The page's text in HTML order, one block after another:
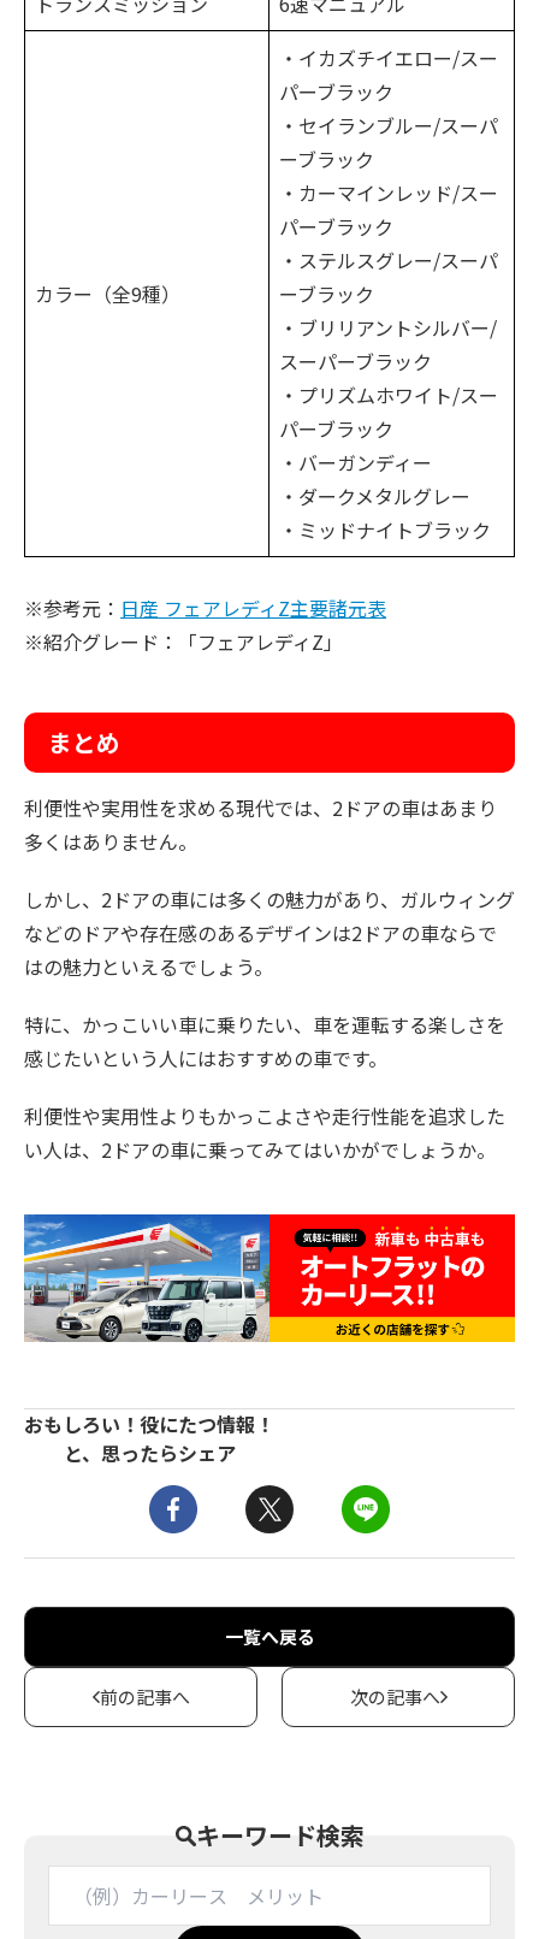
カラー（全9種）
・イカズチイエロー/スー
パーブラック
・セイランブルー/スーパ
ーブラック
・カーマインレッド/スー
パーブラック
・ステルスグレー/スーパ
ーブラック
・ブリリアントシルバー/
スーパーブラック
・プリズムホワイト/スー
パーブラック
・バーガンディー
・ダークメタルグレー
・ミッドナイトブラック
※参考元： 日産 フェアレディZ主要諸元表
※紹介グレード：「フェアレディZ」
まとめ
利便性や実用性を求める現代では、2ドアの車はあまり
多くはありません。
しかし、2ドアの車には多くの魅力があり、ガルウィング
などのドアや存在感のあるデザインは2ドアの車ならで
はの魅力といえるでしょう。
特に、かっこいい車に乗りたい、車を運転する楽しさを
感じたいという人にはおすすめの車です。
利便性や実用性よりもかっこよさや走行性能を追求した
い人は、2ドアの車に乗ってみてはいかがでしょうか。
おもしろい！役にたつ情報！
と、思ったらシェア
一覧へ戻る
前の記事へ 次の記事へ
キーワード検索